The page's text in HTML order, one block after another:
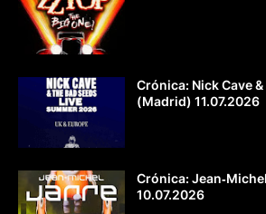
Crónica: Nick Cave &
(Madrid) 11.07.2026
Crónica:
10.07.2026